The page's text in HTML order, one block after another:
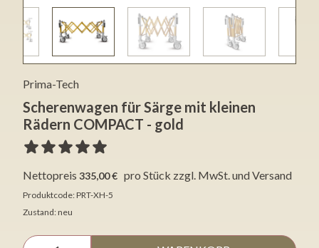
Prima-Tech
Scherenwagen für Särge mit kleinen
Rädern COMPACT - gold
Nettopreis 335,00 € pro Stück zzgl. MwSt. und Versand
Produktcode: PRT-XH-5
Zustand: neu